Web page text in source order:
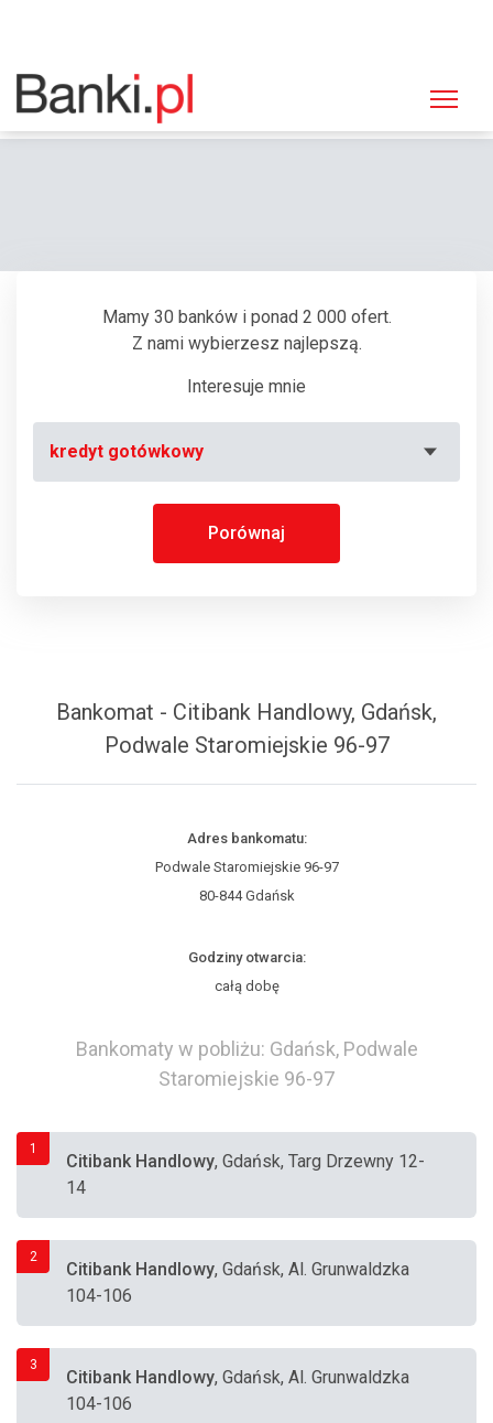
Strona główna
Bankomat Citibank Handlowy, Gdańsk, Podwale Staromiejskie 96-97
Mamy 30 banków i ponad 2 000 ofert.
Z nami wybierzesz najlepszą.
Interesuje mnie
kredyt gotówkowy
Porównaj
Bankomat - Citibank Handlowy, Gdańsk,
Podwale Staromiejskie 96-97
Adres bankomatu:
Podwale Staromiejskie 96-97
80-844 Gdańsk
Godziny otwarcia:
całą dobę
Bankomaty w pobliżu: Gdańsk, Podwale
Staromiejskie 96-97
1
Citibank Handlowy, Gdańsk, Targ Drzewny 12-
14
2
Citibank Handlowy, Gdańsk, Al. Grunwaldzka
104-106
3
Citibank Handlowy, Gdańsk, Al. Grunwaldzka
104-106